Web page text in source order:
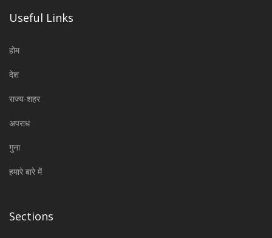
Useful Links
होम
देश
राज्य-शहर
अपराध
गुना
हमारे बारे में
Sections